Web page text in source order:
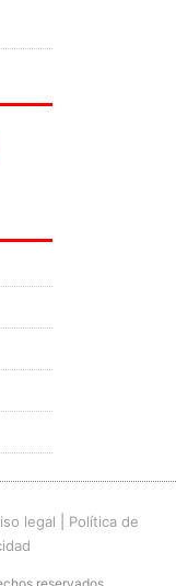
legal
Política de